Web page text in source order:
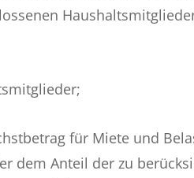
für Miete und
dem Anteil der zu